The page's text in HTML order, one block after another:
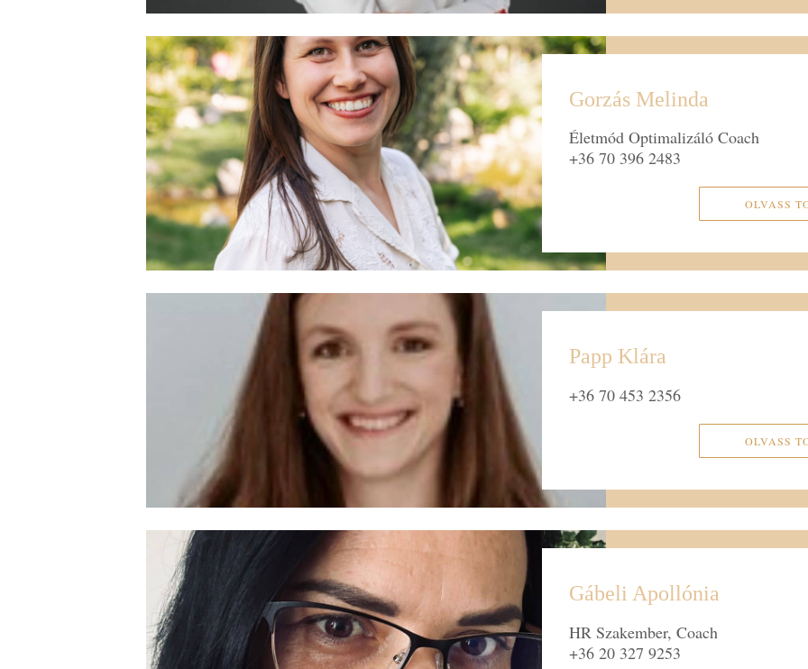
Gorzás Melinda
Életmód Optimalizáló Coach
+36 70 396 2483
OLVASS
Papp Klára
+36 70 453 2356
OLVASS
Gábeli Apollónia
HR Szakember, Coach
+36 20 327 9253